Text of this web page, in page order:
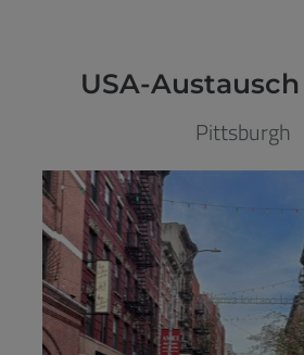
USA-Austausch
Pittsburgh